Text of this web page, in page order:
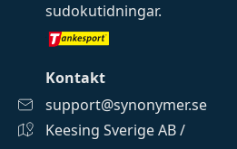
sudokutidningar.
Kontakt
support@synonymer.se
Keesing Sverige AB /